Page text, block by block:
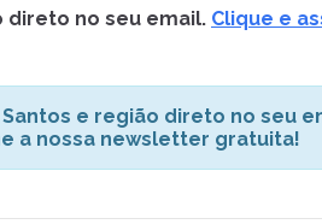
direto no seu email. Clique e
e região direto no seu
a nossa newsletter gratuita!